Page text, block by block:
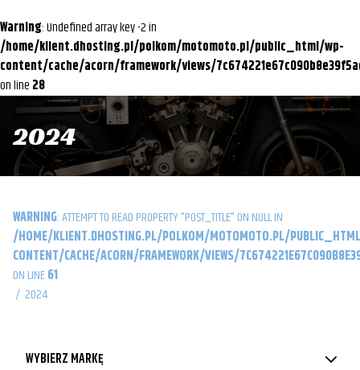
Warning : Undefined array key -2 in
/home/klient.dhosting.pl/polkom/motomoto.pl/public_html/wp-
content/cache/acorn/framework/views/
on line 28
2024
WARNING : ATTEMPT TO READ PROPERTY "POST_TITLE" ON NULL IN
/HOME/KLIENT.DHOSTING.PL/POLKOM/MOTOMOTO.PL/
CONTENT/CACHE/ACORN/FRAMEWORK/VIEWS/
ON LINE61
/ 2024
WYBIERZ MARKĘ